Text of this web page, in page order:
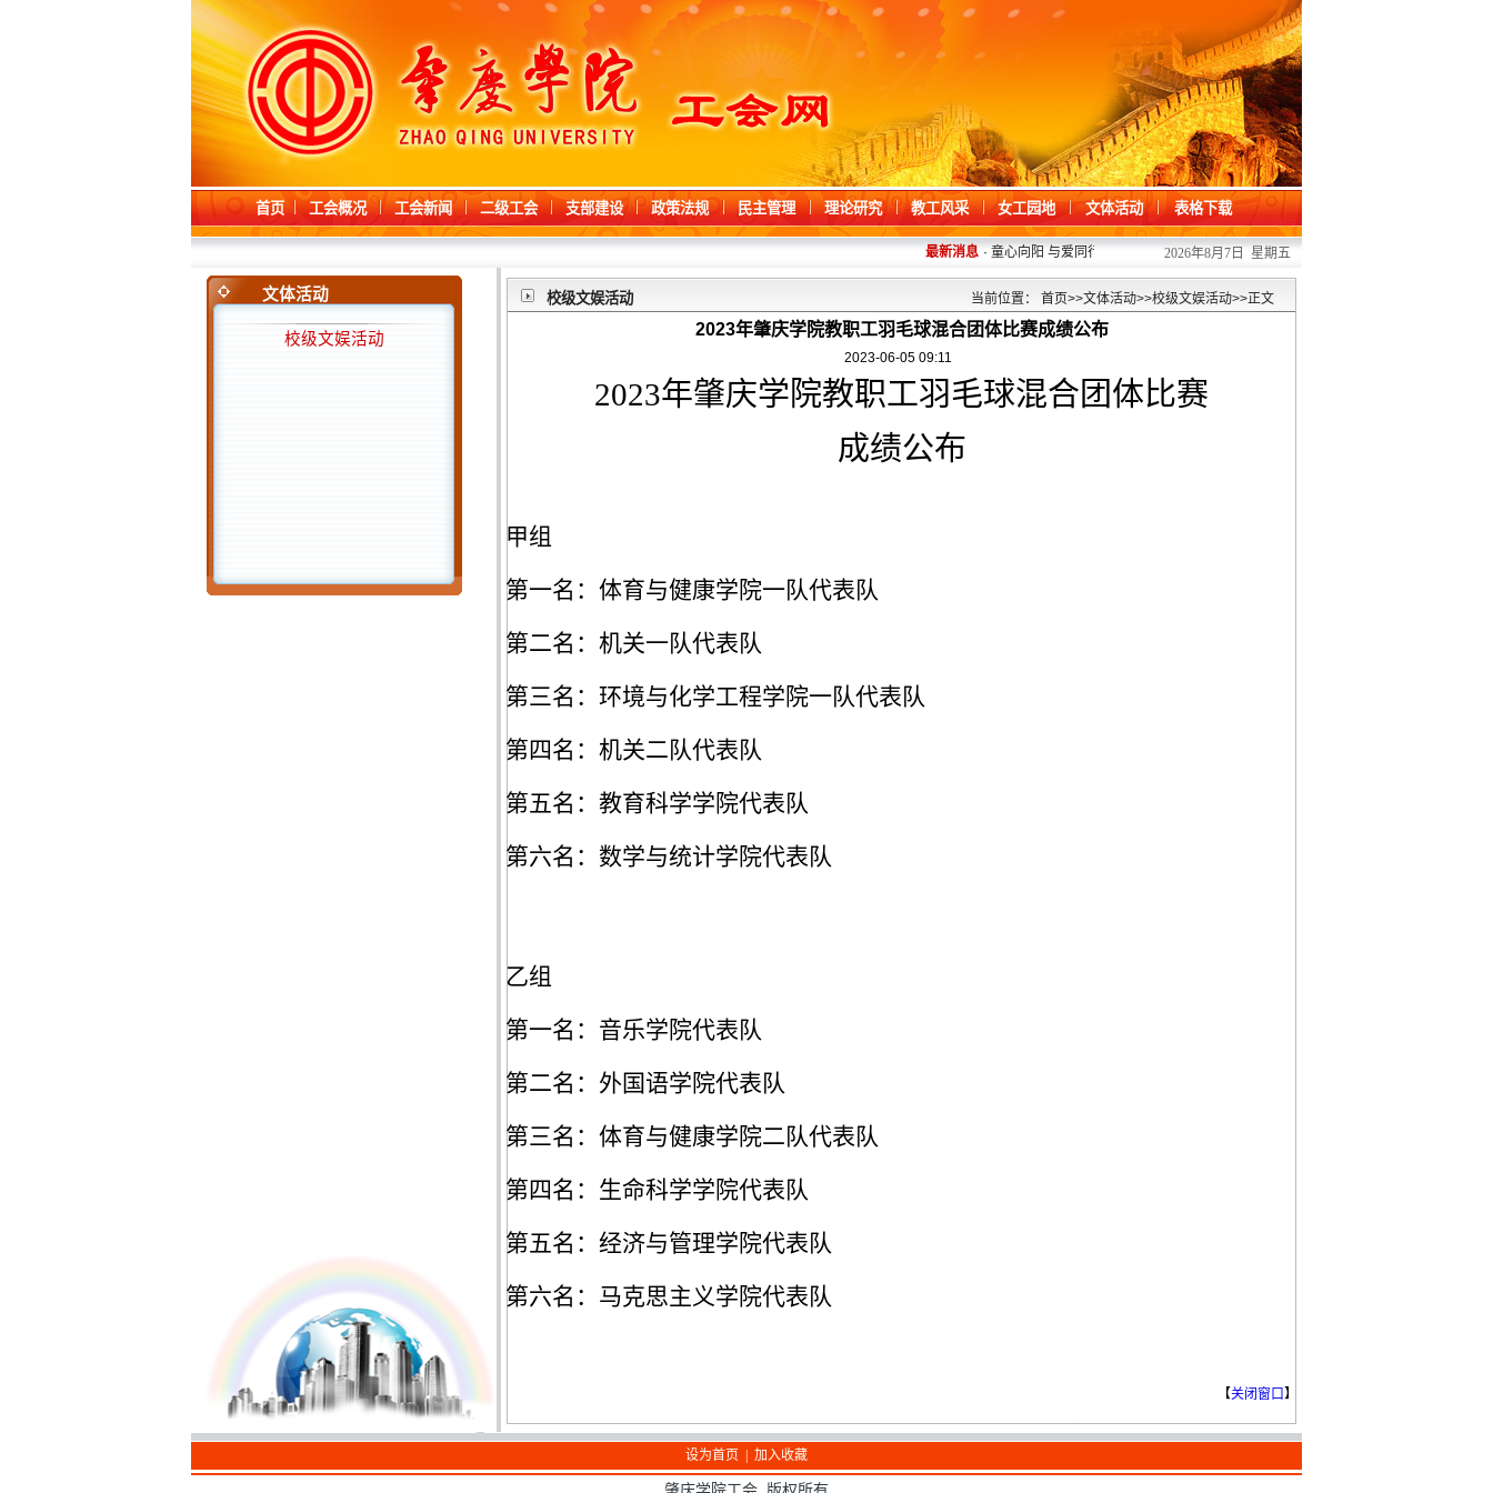
首页 工会概况 工会新闻 二级工会 支部建设 政策法规 民主管理 理论研究 教工风采 女工园地 文体活动 表格下载
最新消息 ·童心向阳 与爱同行 ——我校开展“六一”儿童节关爱活动
2026年8月7日 星期五
文体活动
校级文娱活动
校级文娱活动 当前位置： 首页>>文体活动>>校级文娱活动>>正文
2023年肇庆学院教职工羽毛球混合团体比赛成绩公布
2023-06-05 09:11
2023年肇庆学院教职工羽毛球混合团体比赛
成绩公布
甲组
第一名：体育与健康学院一队代表队
第二名：机关一队代表队
第三名：环境与化学工程学院一队代表队
第四名： 机关二队代表队
第五名：教育科学学院代表队
第六名： 数学与统计学院代表队
乙组
第一名： 音乐学院代表队
第二名： 外国语学院代表队
第三名： 体育与健康学院二队代表队
第四名： 生命科学学院代表队
第五名： 经济与管理学院代表队
第六名： 马克思主义学院代表队
【关闭窗口】
设为首页 加入收藏